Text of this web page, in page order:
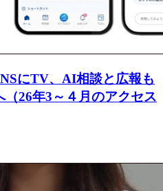
にTV、AI相談と広報も
26年3～４月のアクセス